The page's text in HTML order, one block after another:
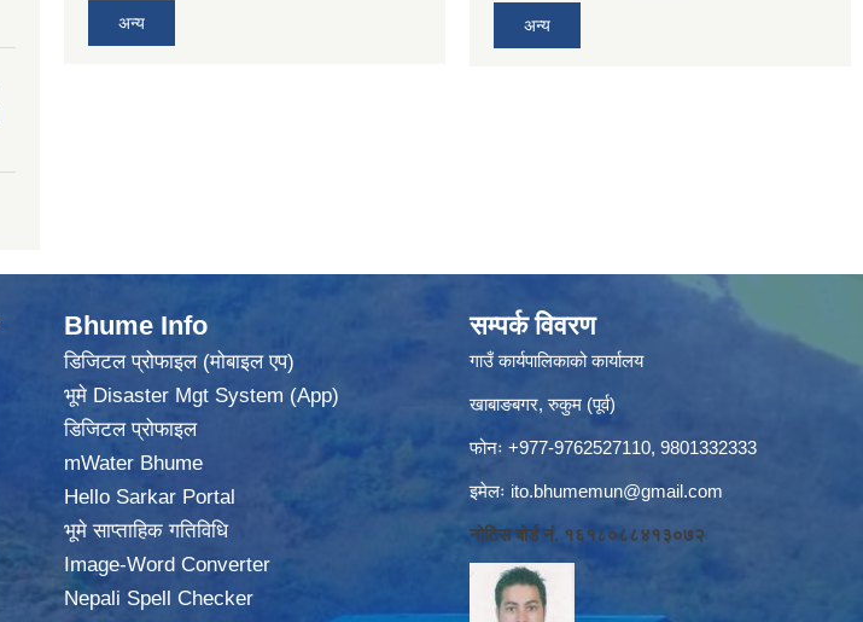
अन्य अन्य
Bhume Info
डिजिटल प्रोफाइल (मोबाइल एप)
भूमे Disaster Mgt System (App)
डिजिटल प्रोफाइल
mWater Bhume
Hello Sarkar Portal
भूमे साप्ताहिक गतिविधि
Image-Word Converter
Nepali Spell Checker
सम्पर्क विवरण
गाउँ कार्यपालिकाको कार्यालय
खाबाङबगर, रुकुम (पूर्व)
फोनः +977-9762527110, 9801332333
इमेलः ito.bhumemun@gmail.com
नोटिस बोर्ड नं. १६१८०८८४१३०७२